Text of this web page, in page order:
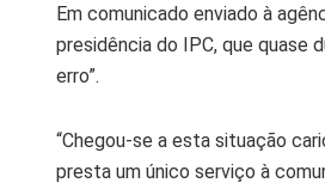
Em comunicado enviado à
presidência do IPC, que quase
erro”.
“Chegou-se a esta situação
presta um único serviço à